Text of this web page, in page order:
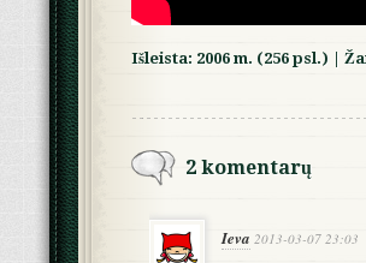
Išleista: 2006 m. (256 psl.) |
2 komentarų
Ieva 2013-03-07 23:03